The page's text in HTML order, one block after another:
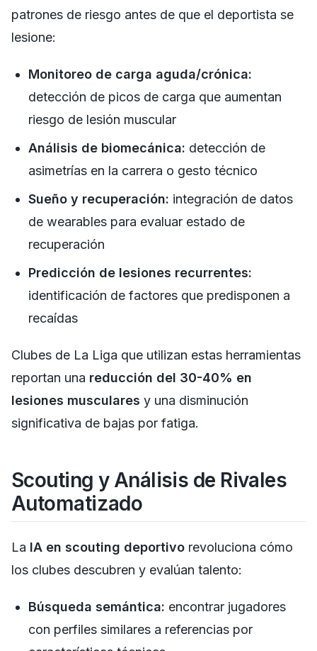
patrones de riesgo antes de que el deportista se
lesione:
Monitoreo de carga aguda/crónica:
detección de picos de carga que aumentan
riesgo de lesión muscular
Análisis de biomecánica: detección de
asimetrías en la carrera o gesto técnico
Sueño y recuperación: integración de datos
de wearables para evaluar estado de
recuperación
Predicción de lesiones recurrentes:
identificación de factores que predisponen a
recaídas
Clubes de La Liga que utilizan estas herramientas
reportan una reducción del 30-40% en
lesiones musculares y una disminución
significativa de bajas por fatiga.
Scouting y Análisis de Rivales
Automatizado
La IA en scouting deportivo revoluciona cómo
los clubes descubren y evalúan talento:
Búsqueda semántica: encontrar jugadores
con perfiles similares a referencias por